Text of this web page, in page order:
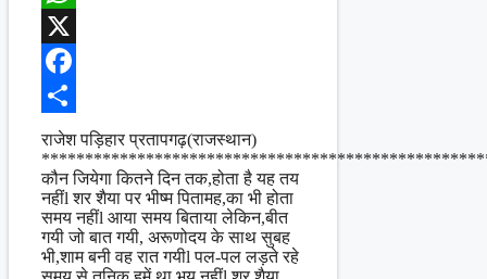
WhatsApp
X
Facebook
Share
राजेश पड़िहार प्रतापगढ़(राजस्थान)
कौन जियेगा कितने दिन तक,होता है यह तय
नहींl शर शैया पर भीष्म पितामह,का भी होता
समय नहींl आया समय बिताया लेकिन,बीत
गयी जो बात गयी, अरूणोदय के साथ सुबह
भी,शाम बनी वह रात गयीl पल-पल लड़ते रहे